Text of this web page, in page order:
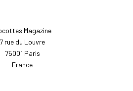
Magazine
7 rue du Louvre
75001 Paris
France